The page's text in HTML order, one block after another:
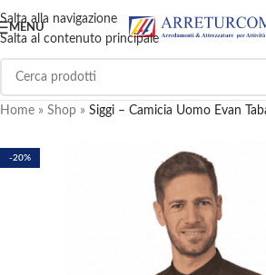
Salta alla navigazione
Salta al contenuto principale
MENU
Home » Shop » Siggi – Camicia Uomo Evan
-20%